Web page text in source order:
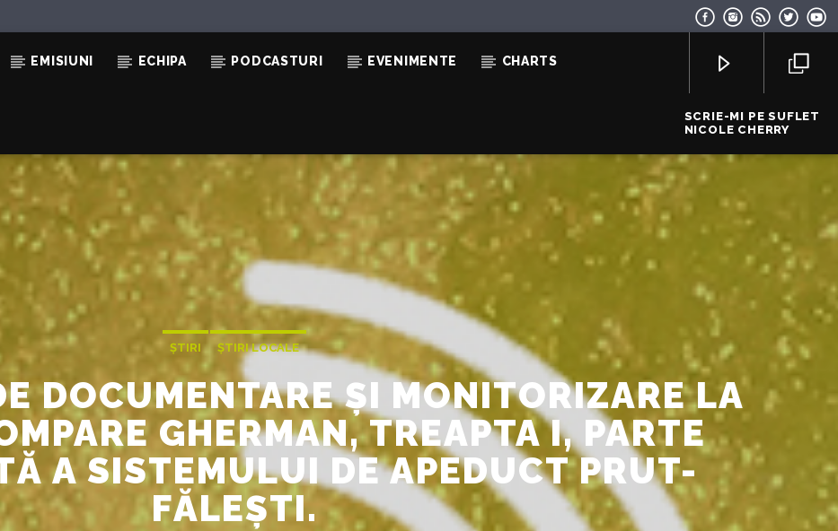
EMISIUNI ECHIPA PODCASTURI EVENIMENTE CHARTS
SCRIE-MI PE SUFLET
NICOLE CHERRY
ȘTIRI ȘTIRI LOCALE
DOCUMENTARE ȘI MONITORIZARE LA
GHERMAN, TREAPTA I, PARTE
A SISTEMULUI DE APEDUCT PRUT-
FĂLEȘTI.